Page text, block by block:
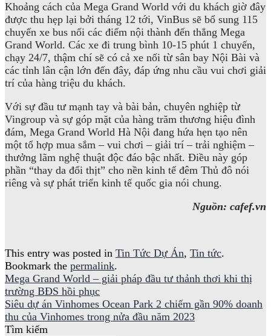
Khoảng cách của Mega Grand World với du khách giờ đây
được thu hẹp lại bởi tháng 12 tới, VinBus sẽ bổ sung 115
chuyến xe bus nối các điểm nội thành đến thẳng Mega
Grand World. Các xe đi trung bình 10-15 phút 1 chuyến,
chạy 24/7, thậm chí sẽ có cả xe nối từ sân bay Nội Bài và
các tỉnh lân cận lớn đến đây, đáp ứng nhu cầu vui chơi giải
trí của hàng triệu du khách.
Với sự đầu tư mạnh tay và bài bản, chuyên nghiệp từ
Vingroup và sự góp mặt của hàng trăm thương hiệu đình
đám, Mega Grand World Hà Nội đang hứa hẹn tạo nên
một tổ hợp mua sắm – vui chơi – giải trí – trải nghiệm –
thưởng lãm nghệ thuật độc đáo bậc nhất. Điều này góp
phần “thay da đổi thịt” cho nền kinh tế đêm Thủ đô nói
riêng và sự phát triển kinh tế quốc gia nói chung.
Nguồn: cafef.vn
This entry was posted in Tin Tức Dự Án, Tin tức.
Bookmark the permalink.
Mega Grand World – giải pháp đầu tư thảnh thơi khi thị
trường BĐS hồi phục
Siêu dự án Vinhomes Ocean Park 2 chiếm gần 90% doanh
thu của Vinhomes trong nửa đầu năm 2023
Tìm kiếm